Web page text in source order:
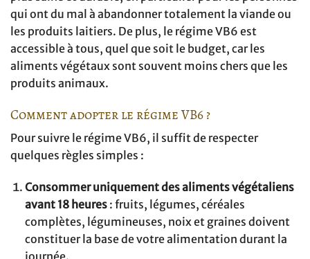
qui ont du mal à abandonner totalement la viande ou
les produits laitiers. De plus, le régime VB6 est
accessible à tous, quel que soit le budget, car les
aliments végétaux sont souvent moins chers que les
produits animaux.
Comment adopter le régime VB6 ?
Pour suivre le régime VB6, il suffit de respecter
quelques règles simples :
Consommer uniquement des aliments végétaliens
avant 18 heures: fruits, légumes, céréales
complètes, légumineuses, noix et graines doivent
constituer la base de votre alimentation durant la